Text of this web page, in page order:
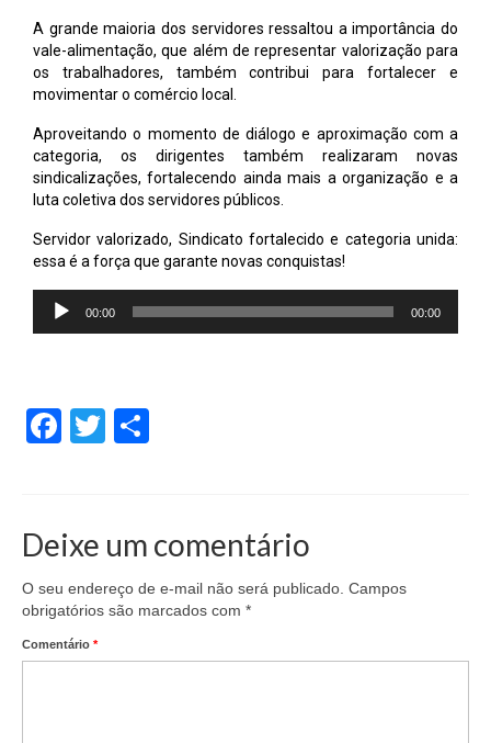
A grande maioria dos servidores ressaltou a importância do
vale-alimentação, que além de representar valorização para
os trabalhadores, também contribui para fortalecer e
movimentar o comércio local.
Aproveitando o momento de diálogo e aproximação com a
categoria, os dirigentes também realizaram novas
sindicalizações, fortalecendo ainda mais a organização e a
luta coletiva dos servidores públicos.
Servidor valorizado, Sindicato fortalecido e categoria unida:
essa é a força que garante novas conquistas!
Tocador
00:00 00:00
Facebook
Twitter
Deixe um comentário
O seu endereço de e-mail não será publicado. Campos
obrigatórios são marcados com *
Comentário *